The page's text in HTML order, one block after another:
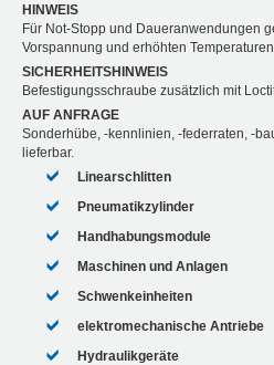
HINWEIS
Für Not-Stopp und Daueranwendungen
Vorspannung und erhöhten
SICHERHEITSHINWEIS
Befestigungsschraube zusätzlich mit
AUF ANFRAGE
Sonderhübe, -kennlinien, -federraten, -
lieferbar.
Linearschlitten
Pneumatikzylinder
Handhabungsmodule
Maschinen und Anlagen
Schwenkeinheiten
elektromechanische Antriebe
Hydraulikgeräte